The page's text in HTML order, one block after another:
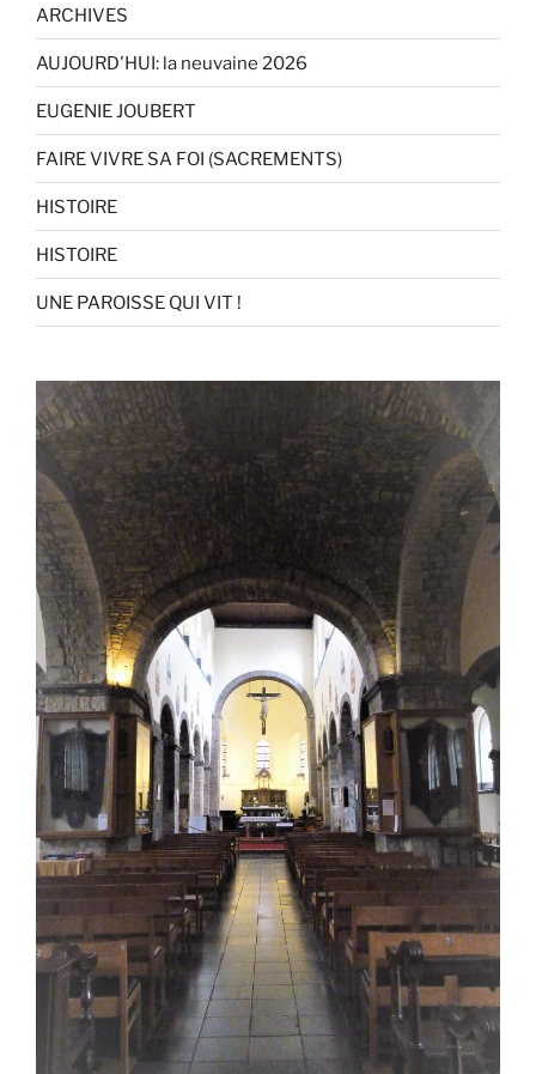
ARCHIVES
AUJOURD'HUI: la neuvaine 2026
EUGENIE JOUBERT
FAIRE VIVRE SA FOI (SACREMENTS)
HISTOIRE
HISTOIRE
UNE PAROISSE QUI VIT !